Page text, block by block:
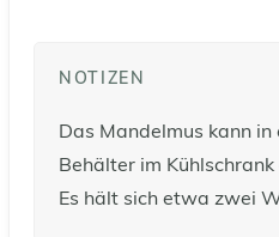
NOTIZEN
Das Mandelmus kann
Behälter im
Es hält sich etwa zwei